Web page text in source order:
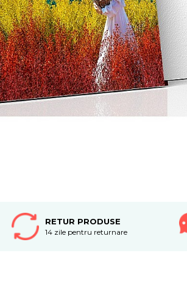
RETUR PRODUSE
14 zile pentru returnare